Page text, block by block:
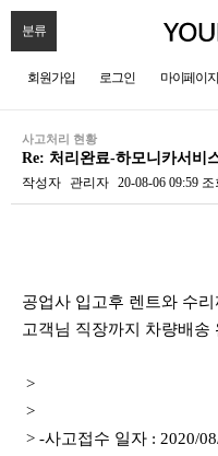
분류
회원가입 로그인 마이페이지
사고처리 현황
Re: 처리완료-하모니카서비
작성자 관리자 20-08-06 09:59 조
공업사 입고후 렌트와 수
고객님 직장까지 차량배
>
>
> -사고접수 일자 : 2020/